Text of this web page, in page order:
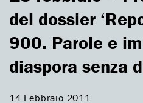
del dossier
900. Parole e
diaspora senza
14 Febbraio 2011